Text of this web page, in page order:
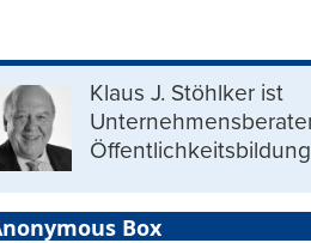
Klaus J. Stöhlker ist
Box